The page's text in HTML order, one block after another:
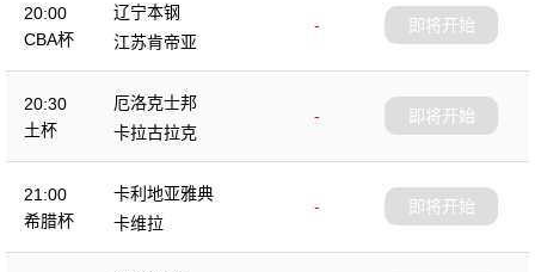
20:00
CBA杯
辽宁本钢
-
江苏肯帝亚
即将开始
20:30
土杯
厄洛克士邦
-
卡拉古拉克
即将开始
21:00
希腊杯
卡利地亚雅典
-
卡维拉
即将开始